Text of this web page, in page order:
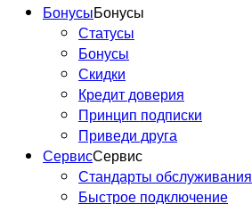
БонусыБонусы
Статусы
Бонусы
Скидки
Кредит доверия
Принцип подписки
Приведи друга
СервисСервис
Стандарты обслуживания
Быстрое подключение